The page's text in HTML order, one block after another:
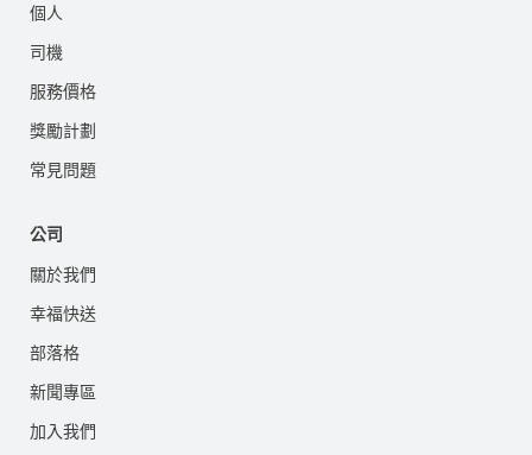
個人
司機
服務價格
獎勵計劃
常見問題
公司
關於我們
幸福快送
部落格
新聞專區
加入我們